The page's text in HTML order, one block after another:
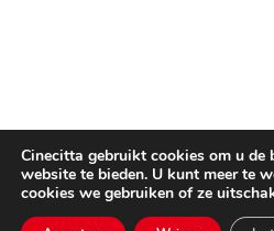
Cinecitta gebruikt cookies om u de
website te bieden. U kunt meer te
cookies we gebruiken of ze